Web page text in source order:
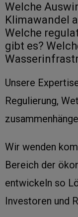
Welche
Klimawandel
Welche
gibt es?
Unsere
Regulierung,
Wir wenden
Bereich der
entwickeln so
Investoren und